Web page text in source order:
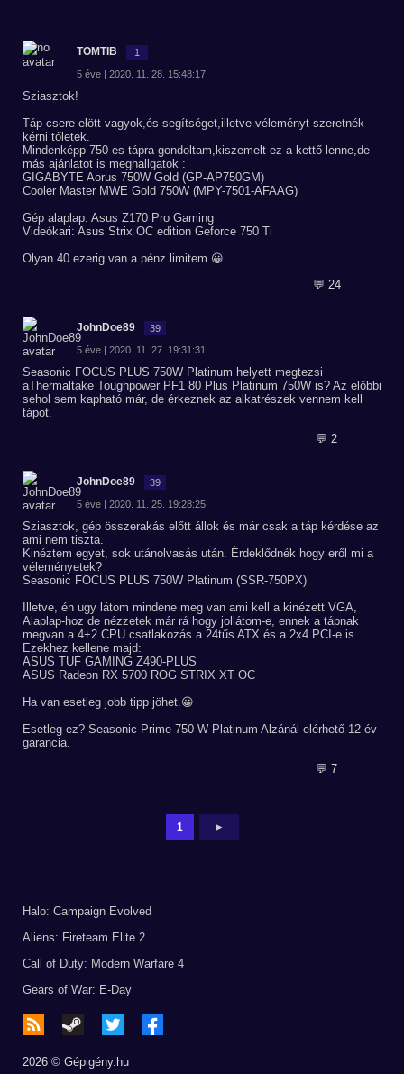
TOMTIB 1
5 éve | 2020. 11. 28. 15:48:17
Sziasztok!
Táp csere elött vagyok,és segítséget,illetve véleményt szeretnék
kérni tőletek.
Mindenképp 750-es tápra gondoltam,kiszemelt ez a kettő lenne,de
más ajánlatot is meghallgatok :
GIGABYTE Aorus 750W Gold (GP-AP750GM)
Cooler Master MWE Gold 750W (MPY-7501-AFAAG)
Gép alaplap: Asus Z170 Pro Gaming
Videókari: Asus Strix OC edition Geforce 750 Ti
Olyan 40 ezerig van a pénz limitem 😀
💬 24
JohnDoe89 39
5 éve | 2020. 11. 27. 19:31:31
Seasonic FOCUS PLUS 750W Platinum helyett megtezsi
aThermaltake Toughpower PF1 80 Plus Platinum 750W is? Az előbbi
sehol sem kapható már, de érkeznek az alkatrészek vennem kell
tápot.
💬 2
JohnDoe89 39
5 éve | 2020. 11. 25. 19:28:25
Sziasztok, gép összerakás előtt állok és már csak a táp kérdése az
ami nem tiszta.
Kinéztem egyet, sok utánolvasás után. Érdeklődnék hogy eről mi a
véleményetek?
Seasonic FOCUS PLUS 750W Platinum (SSR-750PX)
Illetve, én ugy látom mindene meg van ami kell a kinézett VGA,
Alaplap-hoz de nézzetek már rá hogy jollátom-e, ennek a tápnak
megvan a 4+2 CPU csatlakozás a 24tűs ATX és a 2x4 PCI-e is.
Ezekhez kellene majd:
ASUS TUF GAMING Z490-PLUS
ASUS Radeon RX 5700 ROG STRIX XT OC
Ha van esetleg jobb tipp jöhet.😀
Esetleg ez? Seasonic Prime 750 W Platinum Alzánál elérhető 12 év
garancia.
💬 7
1 ►
Halo: Campaign Evolved
Aliens: Fireteam Elite 2
Call of Duty: Modern Warfare 4
Gears of War: E-Day
2026 © Gépigény.hu